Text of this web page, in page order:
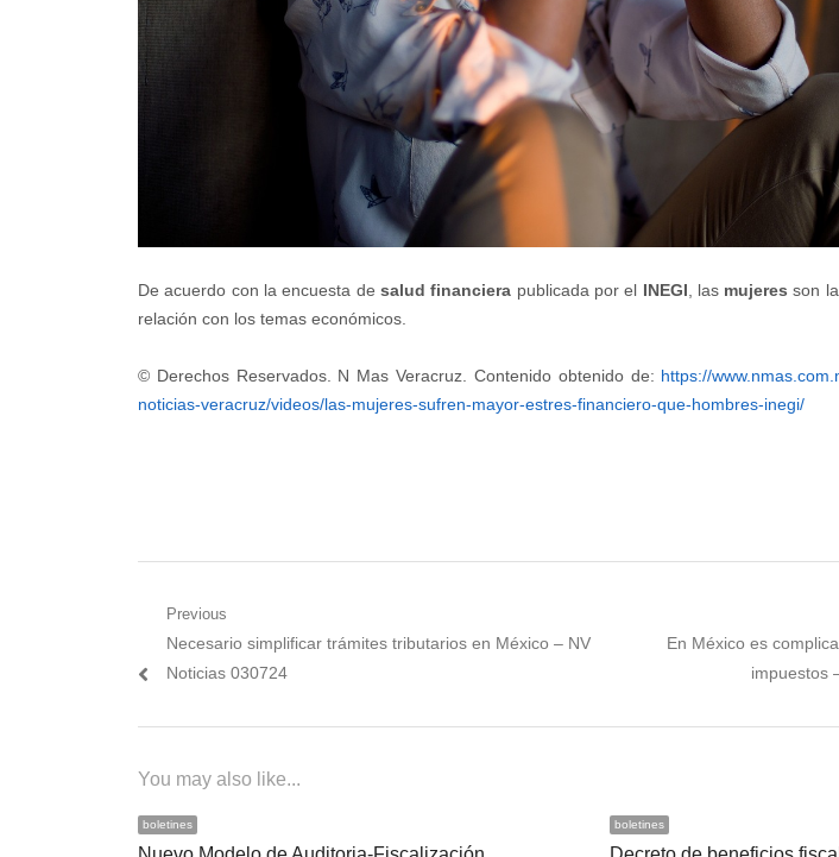
De acuerdo con la encuesta de salud financiera publicada por el INEGI , las mujeres son
relación con los temas económicos.
© Derechos Reservados. N Mas Veracruz. Contenido obtenido de: https://
noticias-veracruz/videos/las-mujeres-sufren-mayor-estres-financiero-que-hombres-inegi/
Navegación
de
Previous
Previous
post:
Necesario simplificar trámites tributarios en México – NV
Noticias 030724
Next
En México es
impuestos
You may also like...
boletines boletines